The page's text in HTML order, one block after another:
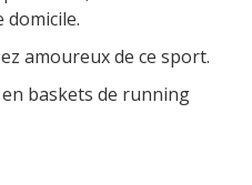
domicile.
amoureux de ce sport.
baskets de running